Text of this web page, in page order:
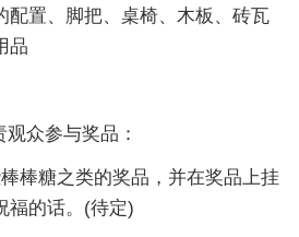
置、脚把、桌椅、木板、砖瓦
品
众参与奖品：
糖之类的奖品，并在奖品上挂
福的话。(待定)